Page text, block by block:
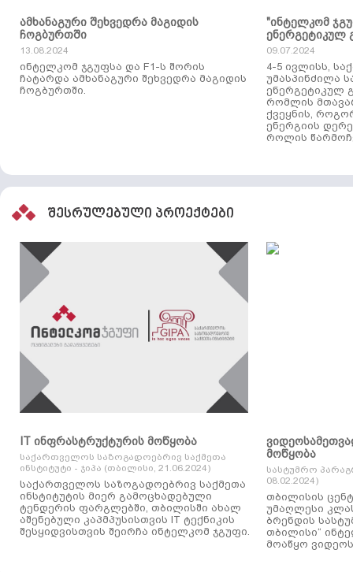
ამხანაგური შეხვედრა მაგიდის
ჩოგბურთში
13.08.2024
ინტელკომ ჯგუფსა და F1-ს შორის
ჩატარდა ამხანაგური შეხვედრა მაგიდის
ჩოგბურთში.
"ინტელკომ
ენერგეტიკულ
09.07.2024
4-5 ივლისს,
უმასპინძილა
ენერგეტიკულ
რომლის
ქვეყნის,
ენერგიის
როლის
შესრულებული პროექტები
IT ინფრასტრუქტურის მოწყობა
საქართველოს საზოგადოებრივ საქმეთა
ინსტიტუტი - ჯიპა (თბილისი, 21.06.2024)
საქართველოს საზოგადოებრივ საქმეთა
ინსტიტუტის მიერ გამოცხადებული
ტენდერის ფარგლებში, თბილისში ახალ
აშენებული კაპმპუსისთვის IT ტექნიკის
შესყიდვისთვის შეირჩა ინტელკომ ჯგუფი.
მოწყობა
სასტუმრო
08.02.2024)
თბილისის
უმაღლესი
ბრენდის
თბილისი“
მოაწყო